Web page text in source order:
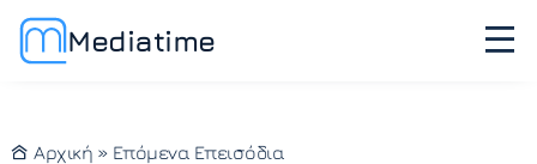
Mediatime
Αρχική » Επόμενα Επεισόδια